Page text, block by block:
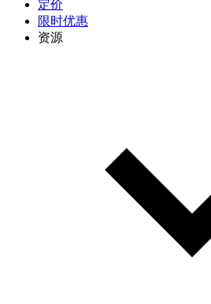
定价
限时优惠
资源